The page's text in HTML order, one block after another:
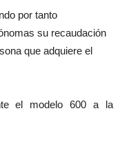
por tanto
su recaudación
que adquiere el
el modelo 600 a la